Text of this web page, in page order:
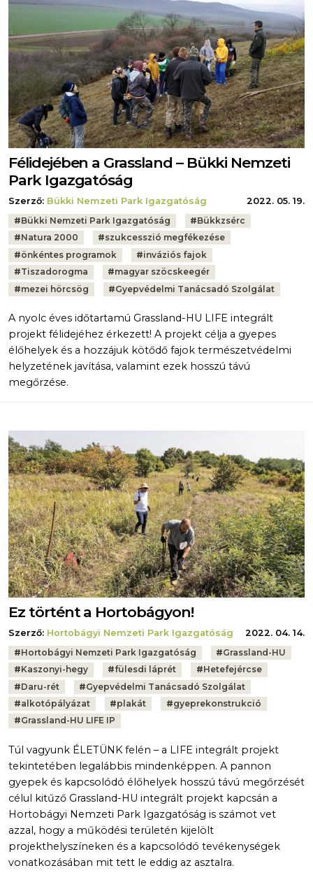
Félidejében a Grassland – Bükki Nemzeti
Park Igazgatóság
Szerző: Bükki Nemzeti Park Igazgatóság
2022. 05. 19.
Tags:
#Bükki Nemzeti Park Igazgatóság #Bükkzsérc
#Natura 2000 #szukcesszió megfékezése
#önkéntes programok #inváziós fajok
#Tiszadorogma #magyar szöcskeegér
#mezei hörcsög #Gyepvédelmi Tanácsadó Szolgálat
A nyolc éves időtartamú Grassland-HU LIFE integrált
projekt félidejéhez érkezett! A projekt célja a gyepes
élőhelyek és a hozzájuk kötődő fajok természetvédelmi
helyzetének javítása, valamint ezek hosszú távú
megőrzése.
Ez történt a Hortobágyon!
Szerző: Hortobágyi Nemzeti Park Igazgatóság
2022. 04. 14.
Tags:
#Hortobágyi Nemzeti Park Igazgatóság #Grassland-HU
#Kaszonyi-hegy #fülesdi láprét #Hetefejércse
#Daru-rét #Gyepvédelmi Tanácsadó Szolgálat
#alkotópályázat #plakát #gyeprekonstrukció
#Grassland-HU LIFE IP
Túl vagyunk ÉLETÜNK felén – a LIFE integrált projekt
tekintetében legalábbis mindenképpen. A pannon
gyepek és kapcsolódó élőhelyek hosszú távú megőrzését
célul kitűző Grassland-HU integrált projekt kapcsán a
Hortobágyi Nemzeti Park Igazgatóság is számot vet
azzal, hogy a működési területén kijelölt
projekthelyszíneken és a kapcsolódó tevékenységek
vonatkozásában mit tett le eddig az asztalra.